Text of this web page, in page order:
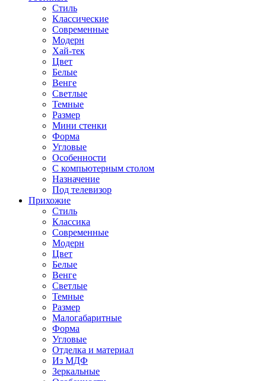
Стиль
Классические
Современные
Модерн
Хай-тек
Цвет
Белые
Венге
Светлые
Темные
Размер
Мини стенки
Форма
Угловые
Особенности
С компьютерным столом
Назначение
Под телевизор
Прихожие
Стиль
Классика
Современные
Модерн
Цвет
Белые
Венге
Светлые
Темные
Размер
Малогабаритные
Форма
Угловые
Отделка и материал
Из МДФ
Зеркальные